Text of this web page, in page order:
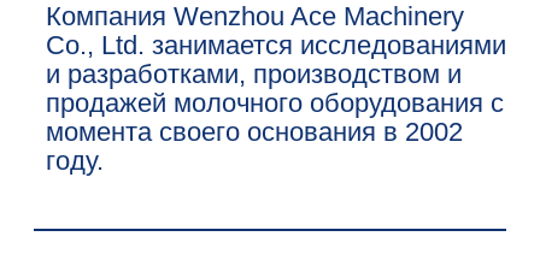
Компания Wenzhou Ace Machinery
Co., Ltd. занимается исследованиями
и разработками, производством и
продажей молочного оборудования с
момента своего основания в 2002
году.